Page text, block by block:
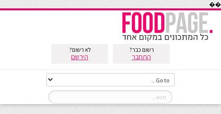
��
רשום כבר?
התחבר
לא רשום?
הירשם